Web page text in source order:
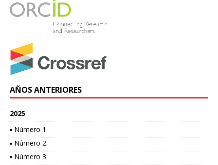
AÑOS ANTERIORES
2025
▪ Número 1
▪ Número 2
▪ Número 3